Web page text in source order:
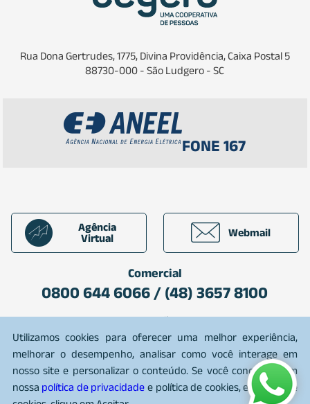
Utilizamos cookies para oferecer uma melhor experiência,
melhorar o desempenho, analisar como você interage em
nosso site e personalizar o conteúdo. Se você concorda com
nossa política de privacidade e política de cookies, e política de
Rua Dona Gertrudes, 1775, Divina Providência, Caixa Postal 5
88730-000 - São Ludgero - SC
FONE 167
Agência
Virtual
Webmail
Comercial
0800 644 6066 / (48) 3657 8100
Plantão
0800 642 7080
2026 CEGERO. Todos os direitos reservados